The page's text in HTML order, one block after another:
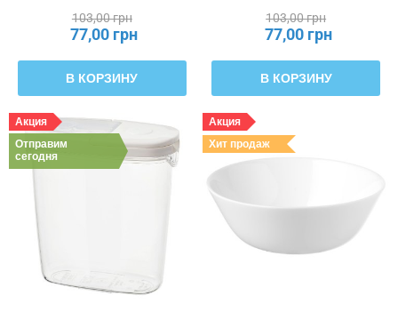
103,00 грн
77,00 грн
В КОРЗИНУ
103,00 грн
77,00 грн
В КОРЗИНУ
Акция
Отправим
сегодня
Акция
Хит продаж